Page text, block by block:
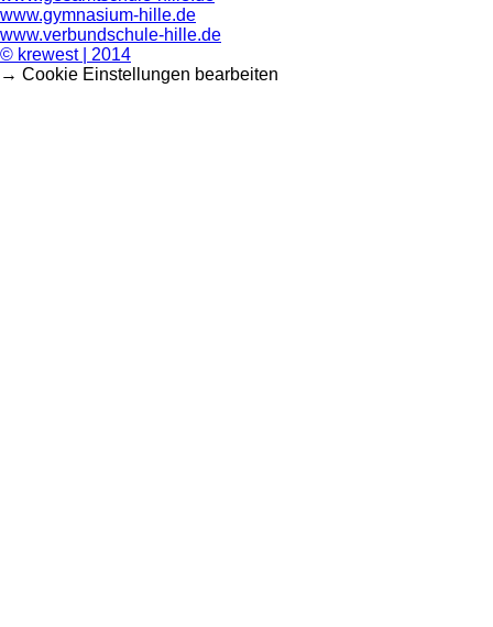
www.gymnasium-hille.de
www.verbundschule-hille.de
© krewest | 2014
→ Cookie Einstellungen bearbeiten